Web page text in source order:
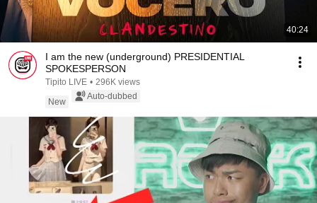
40:24
I am the new (underground) PRESIDENTIAL
SPOKESPERSON
Tipito LIVE • 296K views
New
Auto-dubbed